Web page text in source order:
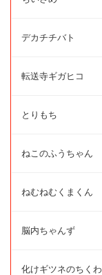
デカチチバト
転送寺ギガヒコ
とりもち
ねこのふうちゃん
ねむねむくまくん
脳内ちゃんず
化けギツネのちくわ